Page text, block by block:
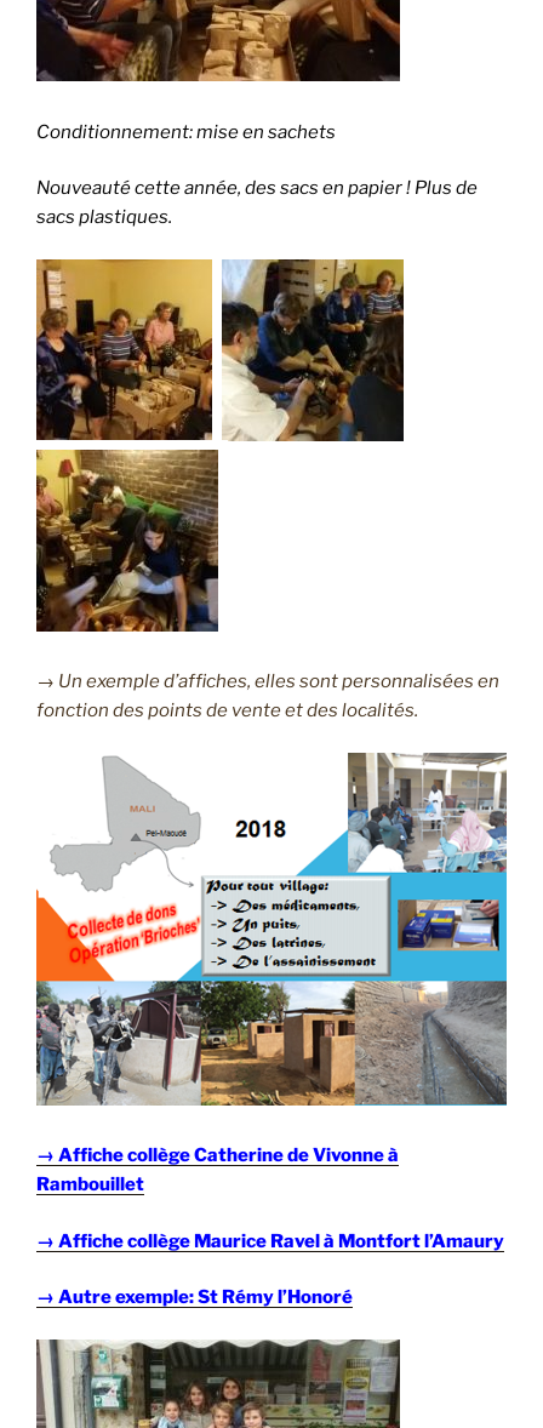
Conditionnement: mise en sachets
Nouveauté cette année, des sacs en papier ! Plus de
sacs plastiques.
→ Un exemple d’affiches, elles sont personnalisées en
fonction des points de vente et des localités.
→ Affiche collège Catherine de Vivonne à
Rambouillet
→ Affiche collège Maurice Ravel à Montfort l’Amaury
→ Autre exemple: St Rémy l’Honoré